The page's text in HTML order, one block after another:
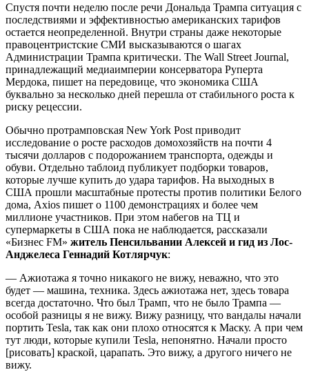
Спустя почти неделю после речи Дональда Трампа ситуация с
последствиями и эффективностью американских тарифов
остается неопределенной. Внутри страны даже некоторые
правоцентристские СМИ высказываются о шагах
Администрации Трампа критически. The Wall Street Journal,
принадлежащий медиаимперии консерватора Руперта
Мердока, пишет на передовице, что экономика США
буквально за несколько дней перешла от стабильного роста к
риску рецессии.
Обычно протрамповская New York Post приводит
исследование о росте расходов домохозяйств на почти 4
тысячи долларов с подорожанием транспорта, одежды и
обуви. Отдельно таблоид публикует подборки товаров,
которые лучше купить до удара тарифов. На выходных в
США прошли масштабные протесты против политики Белого
дома, Axios пишет о 1100 демонстрациях и более чем
миллионе участников. При этом набегов на ТЦ и
супермаркеты в США пока не наблюдается, рассказали
«Бизнес FM» житель Пенсильвании Алексей и гид из Лос-
Анджелеса Геннадий Котлярчук:
— Ажиотажа я точно никакого не вижу, неважно, что это
будет — машина, техника. Здесь ажиотажа нет, здесь товара
всегда достаточно. Что был Трамп, что не было Трампа —
особой разницы я не вижу. Вижу разницу, что вандалы начали
портить Tesla, так как они плохо относятся к Маску. А при чем
тут люди, которые купили Tesla, непонятно. Начали просто
[рисовать] краской, царапать. Это вижу, а другого ничего не
вижу.